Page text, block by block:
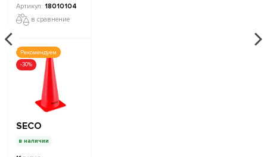
18010104
в сравнение
Рекомендуем
-30%
SECO
в наличии